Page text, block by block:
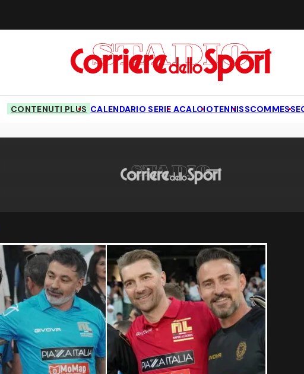
CONTENUTI PLUS CALENDARIO SERIE ACALCIOTENNISSCOMMESSE